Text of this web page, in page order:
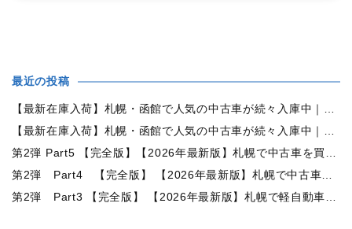
最近の投稿
【最新在庫入荷】札幌・函館で人気の中古車が続々入庫中｜早い者勝ち！【トヨタ ヴォクシー2.0ZS煌Ⅱ 4WD】
【最新在庫入荷】札幌・函館で人気の中古車が続々入庫中｜早い者勝ち！【ダイハツ タント660カスタムX 4WD】
第2弾 Part5 【完全版】【2026年最新版】札幌で中古車を買うなら何月がおすすめ？狙い目の時期・冬前に買うメリットを徹底解説
第2弾 Part4 【完全版】 【2026年最新版】札幌で中古車を買うなら2WDと4WDどっち？北海道の雪道・燃費・価格・維持費を徹底比較
第2弾 Part3 【完全版】 【2026年最新版】札幌で軽自動車を持つと月々いくら？維持費・ガソリン・保険・車検・冬タイヤまで徹底解説